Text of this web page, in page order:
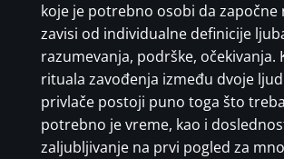
koje je potrebno osobi da započne
zavisi od individualne definicije
razumevanja, podrške, očekivanja.
rituala zavođenja između dvoje
privlače postoji puno toga što
potrebno je vreme, kao i
zaljubljivanje na prvi pogled za